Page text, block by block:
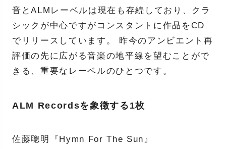
音とALMレーベルは現在も存続しており、クラ
シックが中心ですがコンスタントに作品をCD
でリリースしています。 昨今のアンビエント再
評価の先に広がる音楽の地平線を望むことがで
きる、重要なレーベルのひとつです。
ALM Recordsを象徴する1枚
佐藤聰明『Hymn For The Sun』